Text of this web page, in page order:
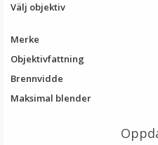
Välj objektiv
Merke
Objektivfattning
Brennvidde
Maksimal blender